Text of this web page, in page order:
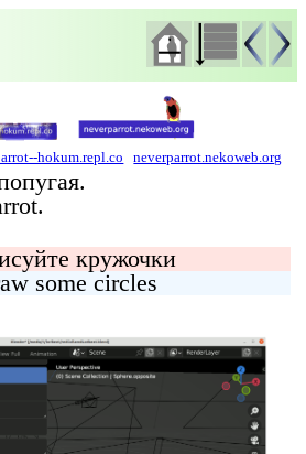
hokum.repl.co neverparrot.nekoweb.org
кружочки
some circles